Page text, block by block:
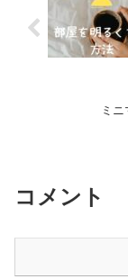
ミ
コメント